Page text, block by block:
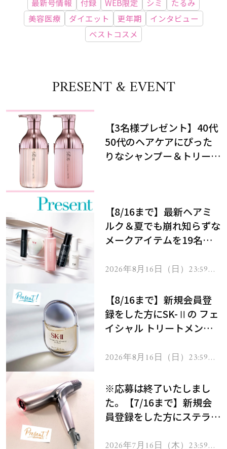
最新号情報 付録 WEB限定 シミ
たるみ
美容医療
ダイエット 更年期
インタビュー
ベストコスメ
PRESENT & EVENT
【3名様プレゼント】40代
50代のヘアケアにぴった
りなシャンプー＆トリート
【8/16まで】最新ヘアミ
ルク＆夏でも崩れ知らずな
メークアイテムを19名様
2026年8月16日（日）23:59ま
【8/16まで】新規会員登
録をした方にSK-Ⅱの フェ
イシャル トリートメント
2026年8月16日（日）23:59ま
※応募は終了いたしまし
た。【7/16まで】新規会
員登録をした方にステラボ
ヘアドライヤー ジュエル